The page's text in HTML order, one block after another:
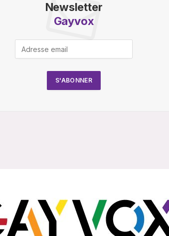
Newsletter
Gayvox